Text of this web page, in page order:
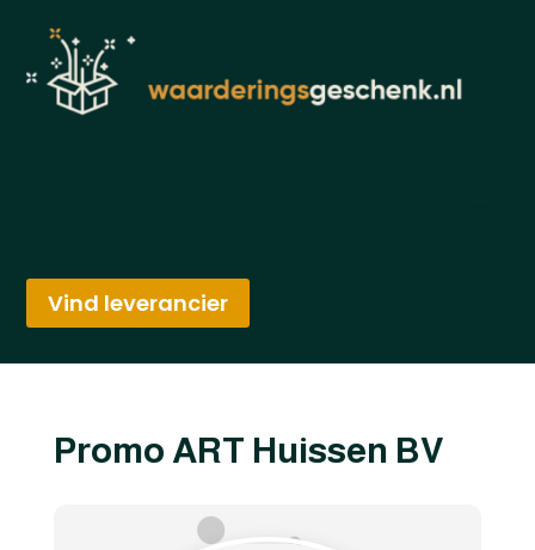
Vind leverancier
Promo ART Huissen BV